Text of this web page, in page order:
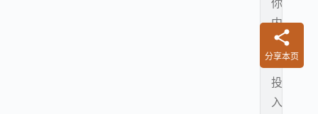
内
在
的
投
入
分享本页